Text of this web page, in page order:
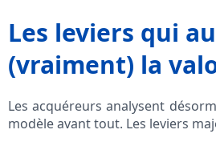
Les leviers qui
(vraiment) la
Les acquéreurs analysent
modèle avant tout. Les leviers